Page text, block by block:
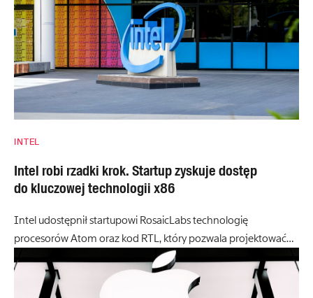
INTEL
Intel robi rzadki krok. Startup zyskuje dostęp
do kluczowej technologii x86
Intel udostępnił startupowi RosaicLabs technologię
procesorów Atom oraz kod RTL, który pozwala projektować…